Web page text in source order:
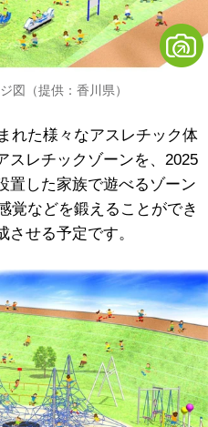
図（提供：香川県）
れた様々なアスレチック体
スレチックゾーンを、2025
置した家族で遊べるゾーン
覚などを鍛えることができ
せる予定です。